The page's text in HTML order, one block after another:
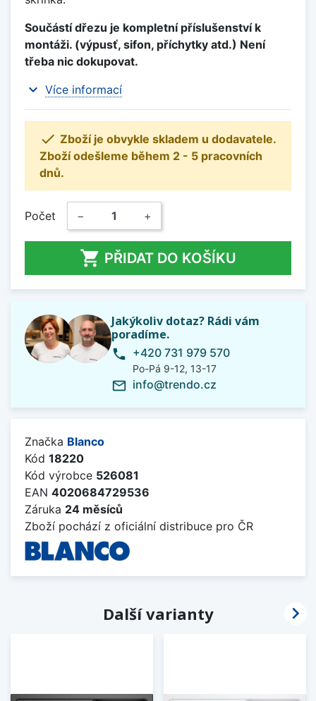
Součástí dřezu je kompletní příslušenství k
montáži. (výpusť, sifon, příchytky atd.) Není
třeba nic dokupovat.
expand_more Více informací
 Zboží je obvykle skladem u dodavatele.
Zboží odešleme během 2 - 5 pracovních
dnů.
Počet − +
 PŘIDAT DO KOŠÍKU
Jakýkoliv dotaz? Rádi vám
poradíme.
phone +420 731 979 570
Po-Pá 9-12, 13-17
mail_outline info@trendo.cz
Značka Blanco
Kód 18220
Kód výrobce 526081
EAN 4020684729536
Záruka 24 měsíců
Zboží pochází z oficiální distribuce pro ČR
Další varianty 